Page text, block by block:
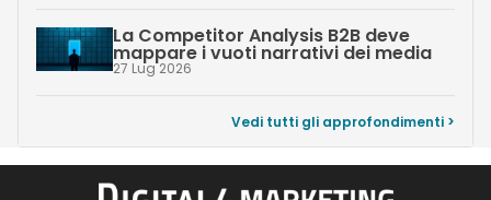
La Competitor Analysis B2B deve
mappare i vuoti narrativi dei media
27 Lug 2026
Vedi tutti gli approfondimenti >